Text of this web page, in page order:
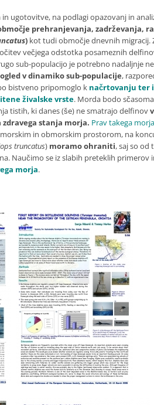
in ugotovitve, na podlagi opazovanj in
prehranjevanja, zadrževanja,
) kot tudi območje dnevnih migracij.
večjega odstotka posameznih
sub-populacijo je potrebno nadaljnje
v dinamiko sub-populacije,
bistveno pripomoglo k načrtovanju ter
živalske vrste. Morda bodo
tistih, ki danes (še) ne smatrajo delfinov
stanja morja. Prav takega
in obmorskim prostorom, na
truncatus) moramo ohraniti, saj so
Naučimo se iz slabih preteklih
morja.